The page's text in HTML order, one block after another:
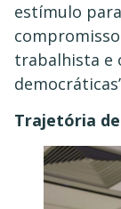
estímulo
trabalhista e
Trajetória